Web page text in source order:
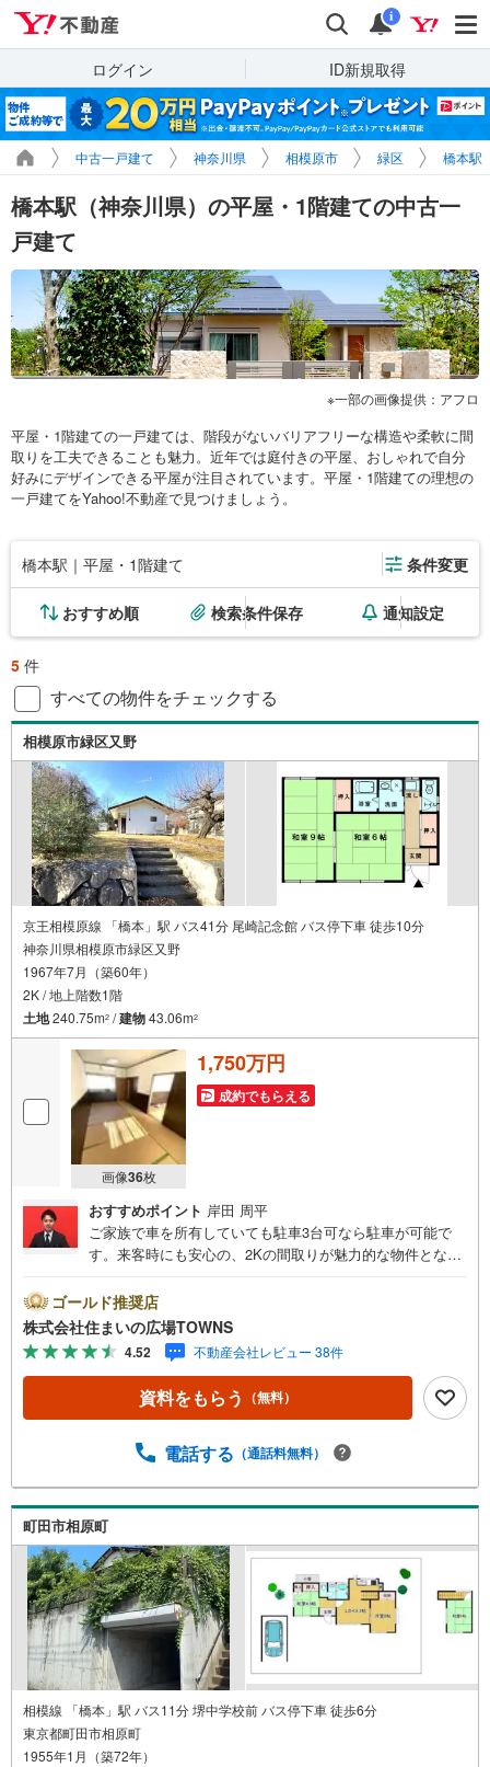
検索 通知
i
ログイン ID新規取得
中古一戸建て 神奈川県 相模原市 緑区 橋本駅
橋本駅（神奈川県）の平屋・1階建ての中古一
戸建て
一部の画像提供：アフロ
平屋・1階建ての一戸建ては、階段がないバリアフリーな構造や柔軟に間
取りを工夫できることも魅力。近年では庭付きの平屋、おしゃれで自分
好みにデザインできる平屋が注目されています。平屋・1階建ての理想の
一戸建てをYahoo!不動産で見つけましょう。
橋本駅｜平屋・1階建て 条件変更
おすすめ順 検索条件保存 通知設定
5 件
すべての物件をチェックする
相模原市緑区又野
京王相模原線 「橋本」駅 バス41分 尾崎記念館 バス停下車 徒歩10分
神奈川県相模原市緑区又野
1967年7月（築60年）
2K / 地上階数1階
土地240.75m2 /建物43.06m2
画像36枚
1,750万円
成約でもらえる
おすすめポイント 岸田 周平
ご家族で車を所有していても駐車3台可なら駐車が可能で
す。来客時にも安心の、2Kの間取りが魅力的な物件となっ
とができます。お隣とのスペースがしっかりとれているの
で、防災対策にもつながります。即引き渡しできる物件は
いかがですか。10坪以上の庭がございます。43.06平米の建
物面積でゆったりと暮らすことができる物件です。【年中
無休/9:00～21:00】人気物件は特にお問い合わせが集中す
るため、お早めにお電話下さい。「室内・現地を見学す
他、各種ご相談も承っております。○住宅ローンのご相談○
らお客様へ経験豊富なスタッフが親身になってお客様に合
った物件をご紹介させて頂きます！ /他社様掲載物件も併せ
てご紹介可能ですのでお気軽にお問い合わせ下さい♪駐車
場もございますので、お車でのお越しも大歓迎です！
ゴールド推奨店
株式会社住まいの広場TOWNS
4.52 不動産会社レビュー 38件
資料をもらう （無料）
電話する （通話料無料）
町田市相原町
相模線 「橋本」駅 バス11分 堺中学校前 バス停下車 徒歩6分
東京都町田市相原町
1955年1月（築72年）